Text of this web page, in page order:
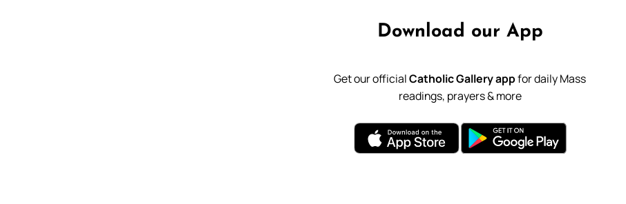
Download our App
Get our officialCatholic Gallery appfor daily Mass
readings, prayers & more